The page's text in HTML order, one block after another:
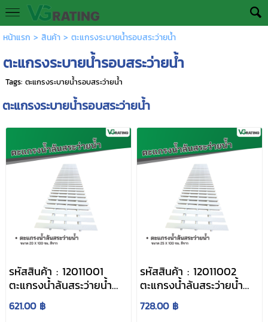
หน้าแรก > สินค้า> ตะแกรงระบายน้ำรอบสระว่ายน้ำ
ตะแกรงระบายน้ำรอบสระว่ายน้ำ
Tags: ตะแกรงระบายน้ำรอบสระว่ายน้ำ
ตะแกรงระบายน้ำรอบสระว่ายน้ำ
รหัสสินค้า : 12011001
ตะแกรงน้ำล้นสระว่ายน้ำ
ขนาด 20 x 100 ซม. สี
ขาว
621.00 ฿
รหัสสินค้า : 12011002
ตะแกรงน้ำล้นสระว่ายน้ำ
ขนาด 25 x 100 ซม. สีขาว
728.00 ฿